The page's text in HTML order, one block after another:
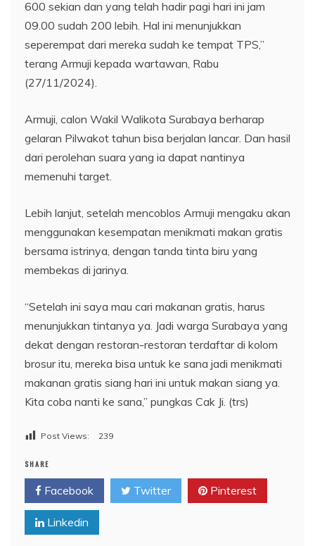
600 sekian dan yang telah hadir pagi hari ini jam
09.00 sudah 200 lebih. Hal ini menunjukkan
seperempat dari mereka sudah ke tempat TPS,”
terang Armuji kepada wartawan, Rabu
(27/11/2024).
Armuji, calon Wakil Walikota Surabaya berharap
gelaran Pilwakot tahun bisa berjalan lancar. Dan hasil
dari perolehan suara yang ia dapat nantinya
memenuhi target.
Lebih lanjut, setelah mencoblos Armuji mengaku akan
menggunakan kesempatan menikmati makan gratis
bersama istrinya, dengan tanda tinta biru yang
membekas di jarinya.
“Setelah ini saya mau cari makanan gratis, harus
menunjukkan tintanya ya. Jadi warga Surabaya yang
dekat dengan restoran-restoran terdaftar di kolom
brosur itu, mereka bisa untuk ke sana jadi menikmati
makanan gratis siang hari ini untuk makan siang ya.
Kita coba nanti ke sana,” pungkas Cak Ji. (trs)
Post Views: 239
SHARE
Facebook Twitter Pinterest
Linkedin